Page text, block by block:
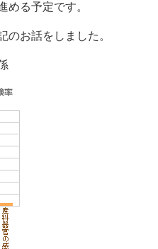
める予定です。
のお話をしました。